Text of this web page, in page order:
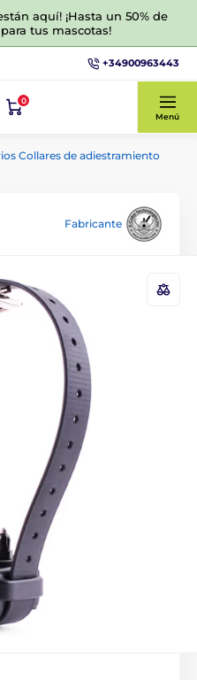
aquí! ¡Hasta un 50% de
tus mascotas!
+34900963443
0
Menú
Collares de adiestramiento
Fabricante